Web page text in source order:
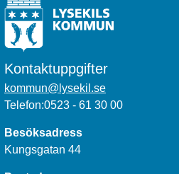
Kontaktuppgifter
kommun@lysekil.se
Telefon:0523 - 61 30 00
Besöksadress
Kungsgatan 44